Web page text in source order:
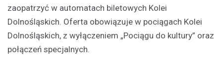
zaopatrzyć w automatach biletowych Kolei
Dolnośląskich. Oferta obowiązuje w pociągach Kolei
Dolnośląskich, z wyłączeniem „Pociągu do kultury” oraz
połączeń specjalnych.